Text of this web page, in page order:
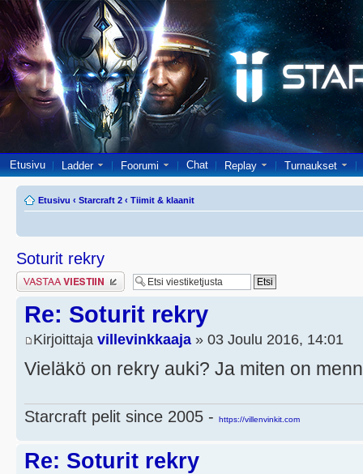
Etusivu Ladder Foorumi Chat Replay Turnaukset
Etusivu ‹ Starcraft 2 ‹ Tiimit & klaanit
Soturit rekry
Lähetä vastaus
Re: Soturit rekry
Kirjoittaja villevinkkaaja » 03 Joulu 2016, 14:01
Vieläkö on rekry auki? Ja miten on
Starcraft pelit since 2005 - https://villenvinkit.com
Re: Soturit rekry